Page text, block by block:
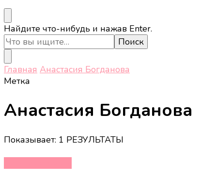
Ищите
что-
то?
Найдите что-нибудь и нажав Enter.
Главная Анастасия Богданова
Метка
Анастасия Богданова
Показывает: 1 РЕЗУЛЬТАТЫ